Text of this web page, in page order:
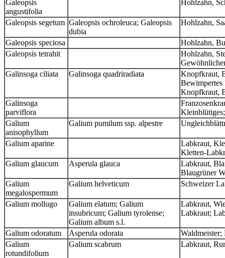
Galeopsis
angustifolia
Hohlzahn,
Galeopsis segetum Galeopsis ochroleuca; Galeopsis
dubia
Hohlzahn,
Galeopsis speciosa
Hohlzahn,
Galeopsis tetrahit
Hohlzahn,
Galinsoga ciliata
Galinsoga quadriradiata
Knopfkraut,
Bewimpertes
Knopfkraut,
Galinsoga
parviflora
Galium
anisophyllum
Galium pumilum ssp. alpestre
Galium aparine
Labkraut,
Kletten-
Galium glaucum
Asperula glauca
Labkraut,
Blaugrüner
Galium
megalospermum
Galium helveticum Schweizer
Galium mollugo
Galium elatum; Galium
insubricum; Galium tyrolense;
Galium album s.l.
Labkraut,
Labkraut;
Galium odoratum Asperula odorata
Waldmeister;
Galium
rotundifolium
Galium scabrum Labkraut,